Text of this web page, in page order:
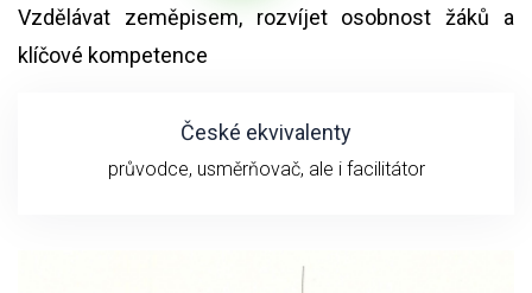
Vzdělávat zeměpisem, rozvíjet osobnost žáků a
klíčové kompetence
České ekvivalenty
průvodce, usměrňovač, ale i facilitátor